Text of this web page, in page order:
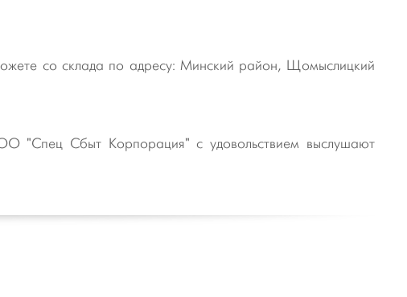
со склада по адресу: Минский район, Щомыслицкий
"Спец Сбыт Корпорация" с удовольствием выслушают